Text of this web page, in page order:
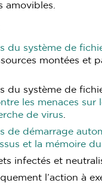
amovibles.
du système de
montées et
du système de
les menaces sur
de virus
de démarrage
et la mémoire
infectés et
l’action à